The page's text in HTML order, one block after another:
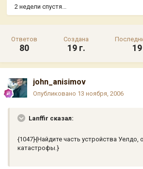
2 недели спустя...
Ответов
80
Создана
19 г.
john_anisimov
Опубликовано 13 ноября, 2006
Lanffir сказал:
{1047}{Найдите часть устройства
катастрофы.}